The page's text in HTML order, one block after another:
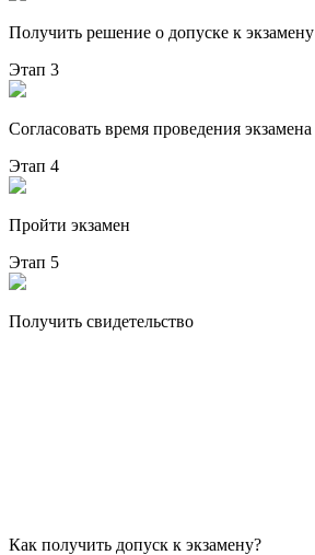
Получить решение о допуске к экзамену
Этап 3
Согласовать время проведения экзамена
Этап 4
Пройти экзамен
Этап 5
Получить свидетельство
Как получить допуск к экзамену?